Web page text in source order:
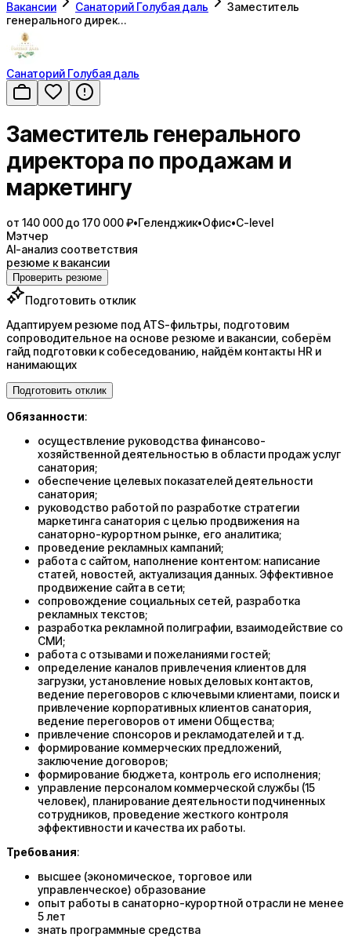
Вакансии Санаторий Голубая даль
Заместитель
генерального дирек…
Санаторий Голубая даль
Заместитель генерального
директора по продажам и
маркетингу
от 140 000 до 170 000 ₽•Геленджик•Офис•C-level
Мэтчер
AI-анализ соответствия
резюме к вакансии
Проверить резюме
Подготовить отклик
Адаптируем резюме под ATS-фильтры, подготовим
сопроводительное на основе резюме и вакансии, соберём
гайд подготовки к собеседованию, найдём контакты HR и
нанимающих
Подготовить отклик
Обязанности:
осуществление руководства финансово-
хозяйственной деятельностью в области продаж услуг
санатория;
обеспечение целевых показателей деятельности
санатория;
руководство работой по разработке стратегии
маркетинга санатория с целью продвижения на
санаторно-курортном рынке, его аналитика;
проведение рекламных кампаний;
работа с сайтом, наполнение контентом: написание
статей, новостей, актуализация данных. Эффективное
продвижение сайта в сети;
сопровождение социальных сетей, разработка
рекламных текстов;
разработка рекламной полиграфии, взаимодействие со
СМИ;
работа с отзывами и пожеланиями гостей;
определение каналов привлечения клиентов для
загрузки, установление новых деловых контактов,
ведение переговоров с ключевыми клиентами, поиск и
привлечение корпоративных клиентов санатория,
ведение переговоров от имени Общества;
привлечение спонсоров и рекламодателей и т.д.
формирование коммерческих предложений,
заключение договоров;
формирование бюджета, контроль его исполнения;
управление персоналом коммерческой службы (15
человек), планирование деятельности подчиненных
сотрудников, проведение жесткого контроля
эффективности и качества их работы.
Требования:
высшее (экономическое, торговое или
управленческое) образование
опыт работы в санаторно-курортной отрасли не менее
5 лет
знать программные средства